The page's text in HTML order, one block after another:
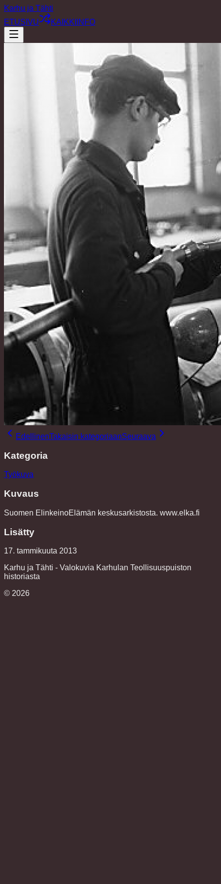
Karhu ja Tähti
ETUSIVU
KAIKKI INFO
EdellinenTakaisin kategoriaanSeuraava
Kategoria
Työkuva
Kuvaus
Suomen ElinkeinoElämän keskusarkistosta. www.elka.fi
Lisätty
17. tammikuuta 2013
Karhu ja Tähti - Valokuvia Karhulan Teollisuuspuiston
historiasta
© 2026